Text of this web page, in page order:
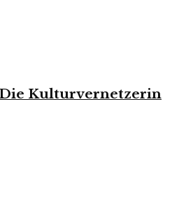
Die Kulturvernetzerin